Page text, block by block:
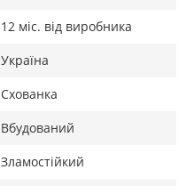
12 міс. від виробника
Україна
Схованка
Вбудований
Зламостійкий